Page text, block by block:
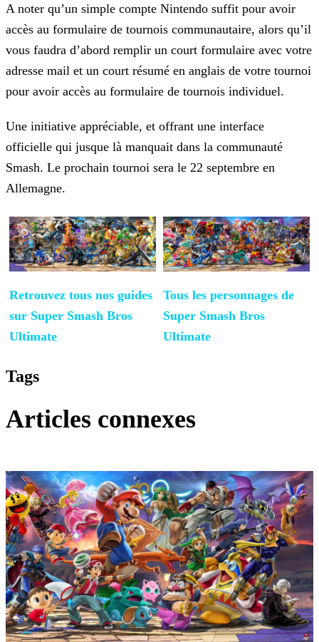
A noter qu’un simple compte Nintendo suffit pour avoir
accès au formulaire de tournois communautaire, alors qu’il
vous faudra d’abord remplir un court formulaire avec votre
adresse mail et un court résumé en anglais de votre tournoi
pour avoir accès au formulaire de tournois individuel.
Une initiative appréciable, et offrant une interface
officielle qui jusque là manquait dans la communauté
Smash. Le prochain tournoi sera le 22 septembre en
Allemagne.
Retrouvez tous nos guides
sur Super Smash Bros
Ultimate
Tous les personnages de
Super Smash Bros
Ultimate
Tags
Articles connexes